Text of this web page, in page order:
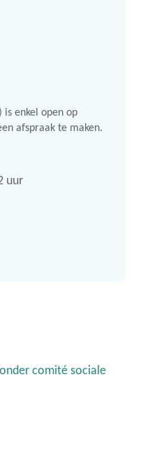
is enkel open op
afspraak te maken.
uur
comité sociale